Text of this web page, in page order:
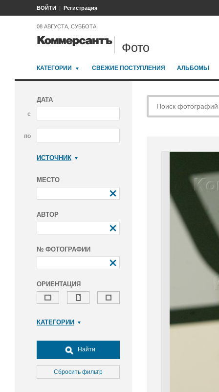
ВОЙТИ Регистрация
08 АВГУСТА, СУББОТА
Фото
КАТЕГОРИИ СВЕЖИЕ ПОСТУПЛЕНИЯ АЛЬБОМЫ
ДАТА
с
по
ИСТОЧНИК
МЕСТО
АВТОР
№ ФОТОГРАФИИ
ОРИЕНТАЦИЯ
КАТЕГОРИИ
Досуг, туризм и отдых
Культура
Медицина
Найти
Сбросить фильтр